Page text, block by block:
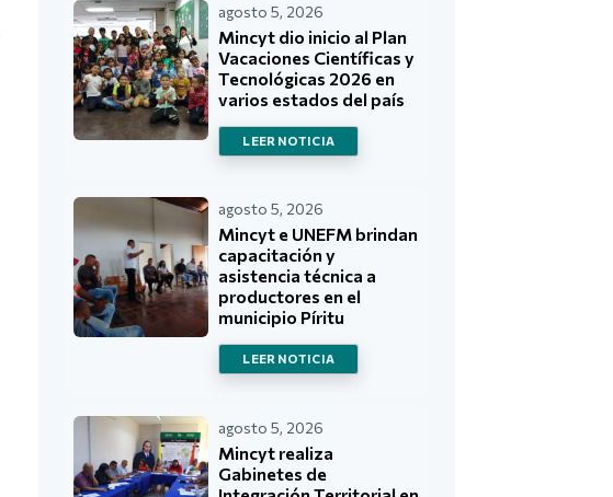
agosto 5, 2026
Mincyt dio inicio al Plan
Vacaciones Científicas y
Tecnológicas 2026 en
varios estados del país
LEER NOTICIA
agosto 5, 2026
Mincyt e UNEFM brindan
capacitación y
asistencia técnica a
productores en el
municipio Píritu
LEER NOTICIA
agosto 5, 2026
Mincyt realiza
Gabinetes de